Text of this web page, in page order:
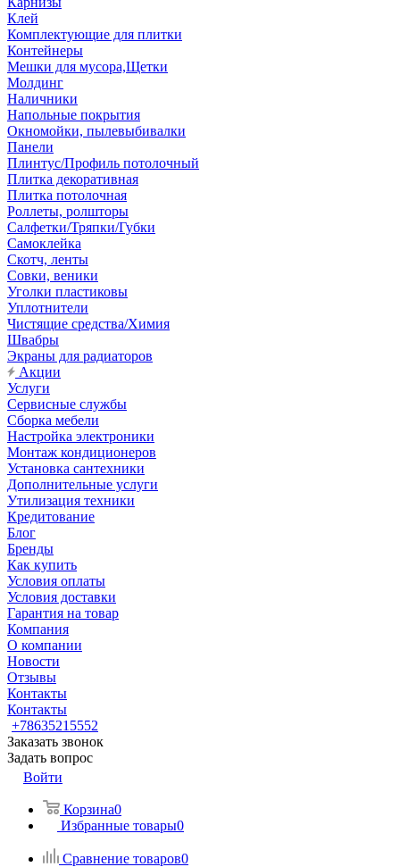
Клей
Комплектующие для плитки
Контейнеры
Мешки для мусора,Щетки
Молдинг
Наличники
Напольные покрытия
Окномойки, пылевыбивалки
Панели
Плинтус/Профиль потолочный
Плитка декоративная
Плитка потолочная
Роллеты, ролшторы
Салфетки/Тряпки/Губки
Самоклейка
Скотч, ленты
Совки, веники
Уголки пластиковы
Уплотнители
Чистящие средства/Химия
Швабры
Экраны для радиаторов
Акции
Услуги
Сервисные службы
Сборка мебели
Настройка электроники
Монтаж кондиционеров
Установка сантехники
Дополнительные услуги
Утилизация техники
Кредитование
Блог
Бренды
Как купить
Условия оплаты
Условия доставки
Гарантия на товар
Компания
О компании
Новости
Отзывы
Контакты
Контакты
+78635215552
Заказать звонок
Задать вопрос
Войти
Корзина0
Избранные товары0
Сравнение товаров0